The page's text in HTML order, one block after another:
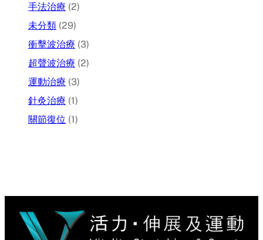
手法治療 (2)
未分類 (29)
衝擊波治療 (3)
超聲波治療 (2)
運動治療 (3)
針灸治療 (1)
關節復位 (1)